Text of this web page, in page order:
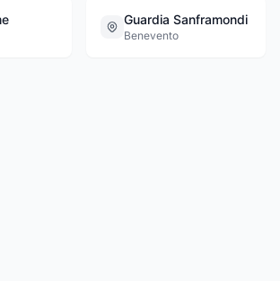
Guardia Sanframondi
Benevento